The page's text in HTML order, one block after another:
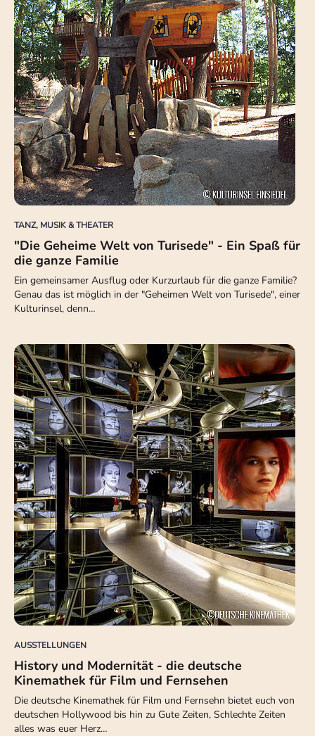
TANZ, MUSIK & THEATER
"Die Geheime Welt von Turisede" - Ein Spaß für
die ganze Familie
Ein gemeinsamer Ausflug oder Kurzurlaub für die ganze Familie?
Genau das ist möglich in der "Geheimen Welt von Turisede", einer
Kulturinsel, denn…
AUSSTELLUNGEN
History und Modernität - die deutsche
Kinemathek für Film und Fernsehen
Die deutsche Kinemathek für Film und Fernsehn bietet euch von
deutschen Hollywood bis hin zu Gute Zeiten, Schlechte Zeiten
alles was euer Herz…